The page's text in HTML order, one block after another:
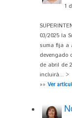
1
03/2025 la
suma fija a
devengado
de abril de
incluirá... >
»» Ver